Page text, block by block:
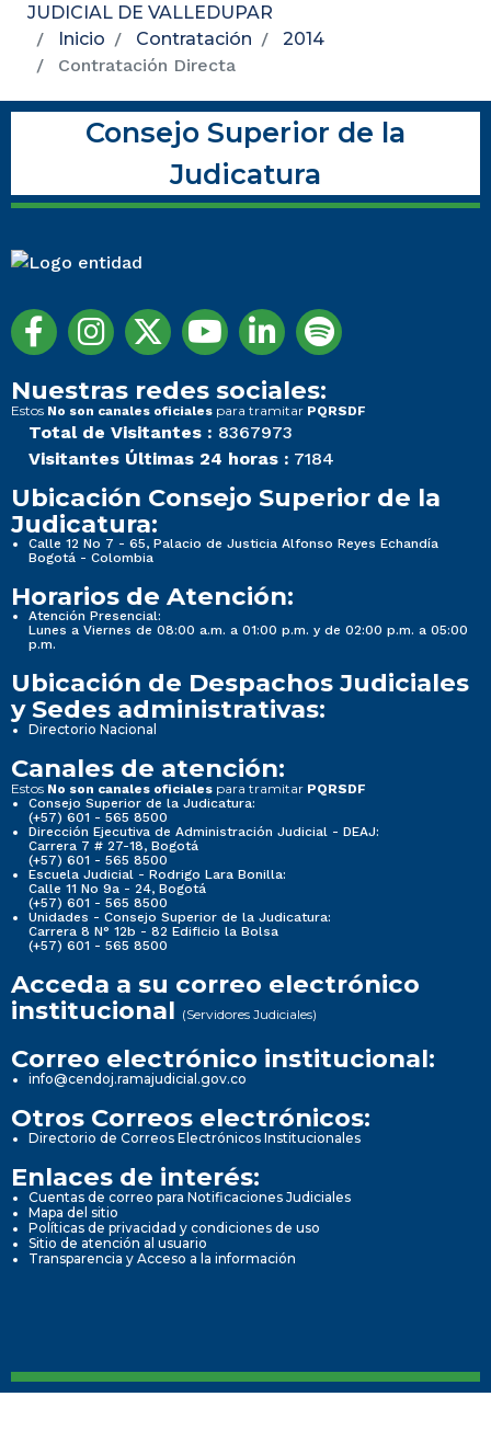
JUDICIAL DE VALLEDUPAR
Inicio
Contratación
2014
Contratación Directa
Consejo Superior de la
Judicatura
Nuestras redes sociales:
Estos No son canales oficiales para tramitar PQRSDF
Total de Visitantes : 8367973
Visitantes Últimas 24 horas : 7184
Ubicación Consejo Superior de la
Judicatura:
Calle 12 No 7 - 65, Palacio de Justicia Alfonso Reyes Echandía
Bogotá - Colombia
Horarios de Atención:
Atención Presencial:
Lunes a Viernes de 08:00 a.m. a 01:00 p.m. y de 02:00 p.m. a 05:00
p.m.
Ubicación de Despachos Judiciales
y Sedes administrativas:
Directorio Nacional
Canales de atención:
Estos No son canales oficiales para tramitar PQRSDF
Consejo Superior de la Judicatura:
(+57) 601 - 565 8500
Dirección Ejecutiva de Administración Judicial - DEAJ:
Carrera 7 # 27-18, Bogotá
(+57) 601 - 565 8500
Escuela Judicial - Rodrigo Lara Bonilla:
Calle 11 No 9a - 24, Bogotá
(+57) 601 - 565 8500
Unidades - Consejo Superior de la Judicatura:
Carrera 8 N° 12b - 82 Edificio la Bolsa
(+57) 601 - 565 8500
Acceda a su correo electrónico
institucional (Servidores Judiciales)
Correo electrónico institucional:
info@cendoj.ramajudicial.gov.co
Otros Correos electrónicos:
Directorio de Correos Electrónicos Institucionales
Enlaces de interés:
Cuentas de correo para Notificaciones Judiciales
Mapa del sitio
Políticas de privacidad y condiciones de uso
Sitio de atención al usuario
Transparencia y Acceso a la información